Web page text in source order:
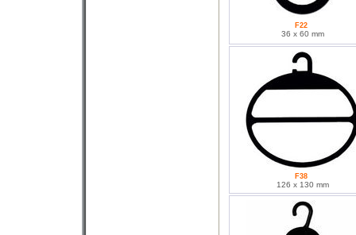
F22
36 x 60 mm
F38
126 x 130 mm